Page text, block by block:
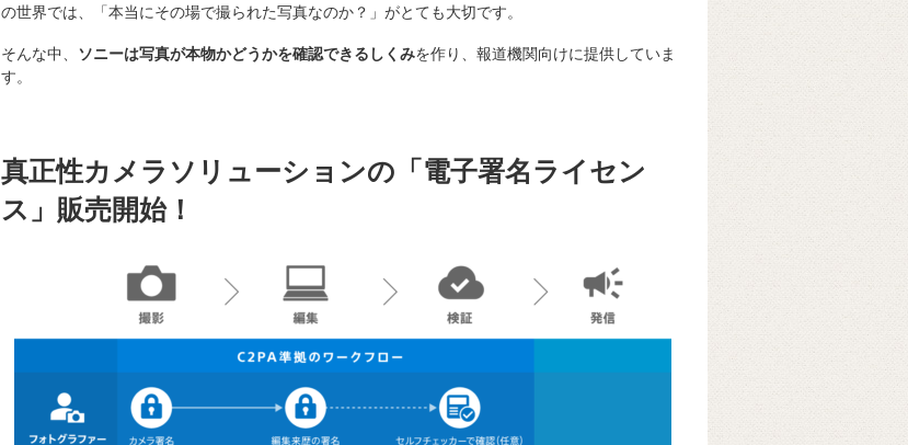
の世界では、「本当にその場で撮られた写真なのか？」がとても大切です。
そんな中、 ソニーは写真が本物かどうかを確認できるしくみを作り、報道機関向けに提供していま
す。
真正性カメラソリューションの「電子署名ライセン
ス」販売開始！